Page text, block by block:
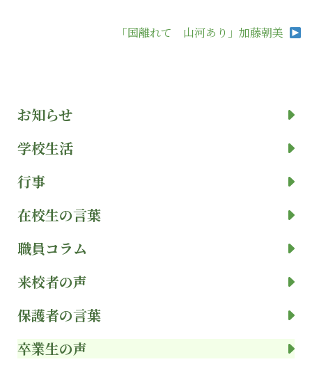
お知らせ
学校生活
行事
在校生の言葉
職員コラム
来校者の声
保護者の言葉
卒業生の声
「国離れて 山河あり」加藤朝美